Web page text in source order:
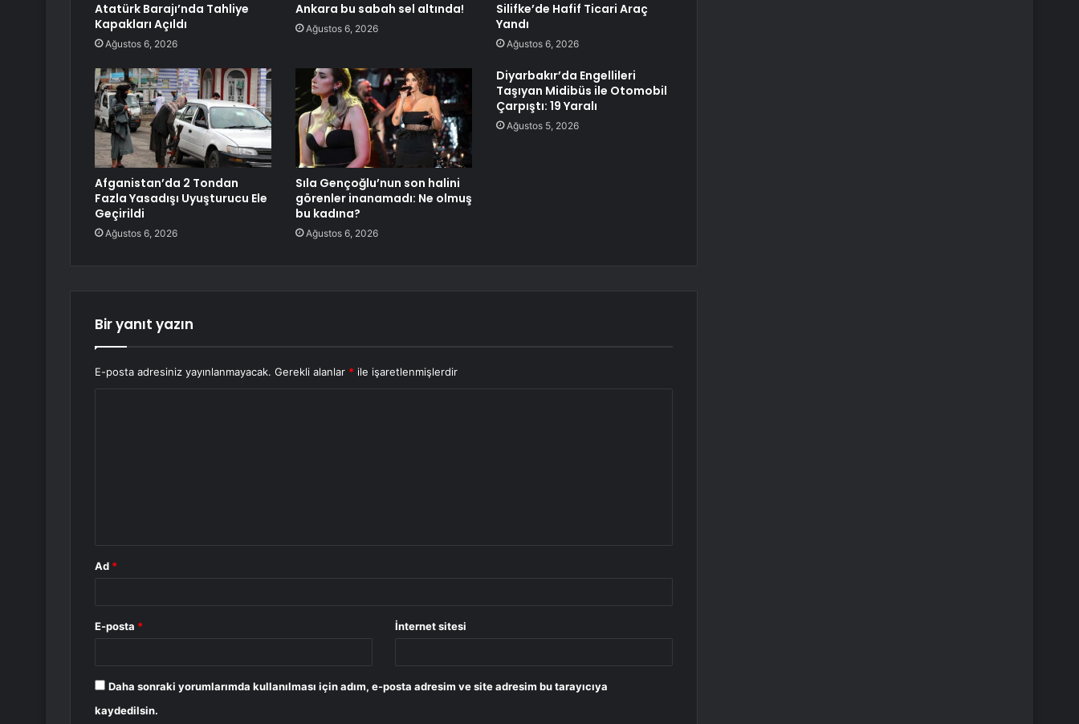
Atatürk Barajı’nda Tahliye
Kapakları Açıldı
Ağustos 6, 2026
Ankara bu sabah sel altında!
Ağustos 6, 2026
Silifke’de Hafif Ticari Araç
Yandı
Ağustos 6, 2026
Afganistan’da 2 Tondan
Fazla Yasadışı Uyuşturucu Ele
Geçirildi
Ağustos 6, 2026
Sıla Gençoğlu’nun son halini
görenler inanamadı: Ne olmuş
bu kadına?
Ağustos 6, 2026
Diyarbakır’da Engellileri
Taşıyan Midibüs ile Otomobil
Çarpıştı: 19 Yaralı
Ağustos 5, 2026
Bir yanıt yazın
E-posta adresiniz yayınlanmayacak. Gerekli alanlar * ile işaretlenmişlerdir
Ad *
E-posta * İnternet sitesi
Daha sonraki yorumlarımda kullanılması için adım, e-posta adresim ve site adresim bu tarayıcıya
kaydedilsin.